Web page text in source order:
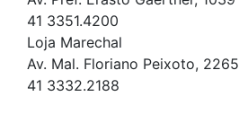
41 3351.4200
Loja Marechal
Av. Mal. Floriano Peixoto, 2265
41 3332.2188